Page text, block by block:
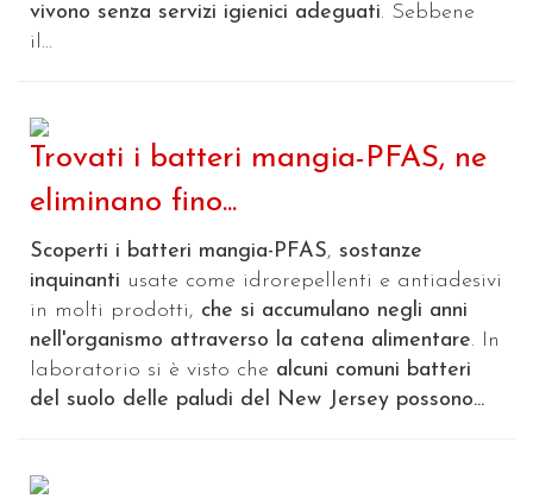
vivono senza servizi igienici adeguati. Sebbene
il...
Trovati i batteri mangia-PFAS, ne
eliminano fino...
Scoperti i batteri mangia-PFAS, sostanze
inquinanti usate come idrorepellenti e antiadesivi
in molti prodotti, che si accumulano negli anni
nell'organismo attraverso la catena alimentare. In
laboratorio si è visto che alcuni comuni batteri
del suolo delle paludi del New Jersey possono...